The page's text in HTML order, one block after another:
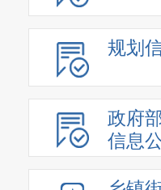
规划
政府
信息